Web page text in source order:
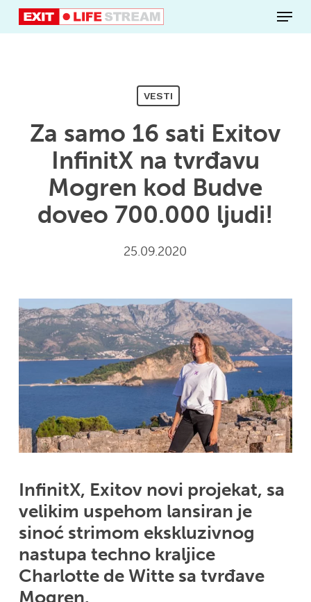
Skip
Menu
VESTI
Za samo 16 sati Exitov
InfinitX na tvrđavu
Mogren kod Budve
doveo 700.000 ljudi!
25.09.2020
InfinitX, Exitov novi projekat, sa
velikim uspehom lansiran je
sinoć strimom ekskluzivnog
nastupa techno kraljice
Charlotte de Witte sa tvrđave
Mogren.